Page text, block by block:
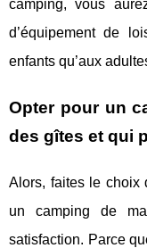
camping, vous
d’équipement de
enfants qu’aux
Opter pour un
des gîtes et qui
Alors, faites le choix
un camping de
satisfaction. Parce